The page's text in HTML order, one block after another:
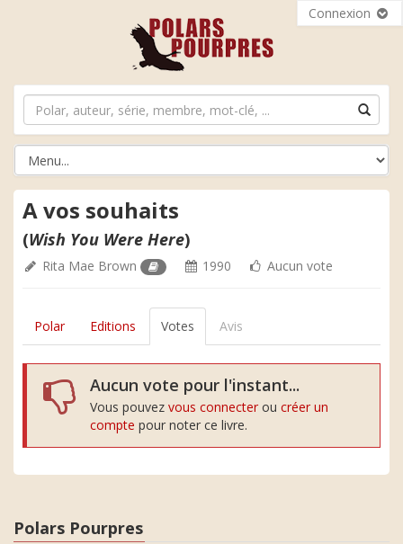
Connexion
A vos souhaits
(Wish You Were Here)
Rita Mae Brown 1990 Aucun vote
Polar Editions Votes Avis
Aucun vote pour l'instant...
Vous pouvez vous connecter ou créer un
compte pour noter ce livre.
Polars Pourpres